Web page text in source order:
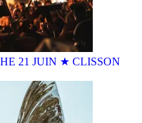
21 JUIN ★ CLISSON